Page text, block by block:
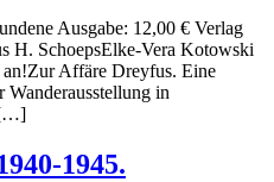
Ausgabe: 12,00 € Verlag
H. SchoepsElke-Vera Kotowski
Affäre Dreyfus. Eine
in
[…]
1945.